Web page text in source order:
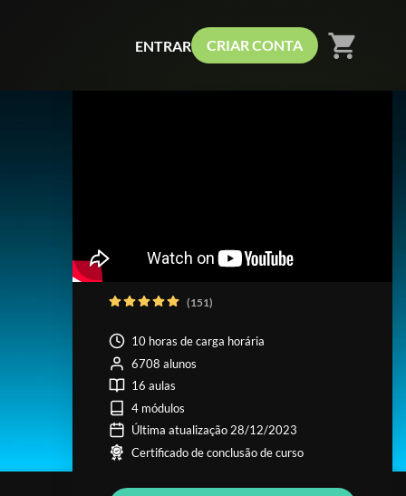
ENTRAR CRIAR CONTA shopping_cart
(151)
10 horas de carga horária
6708 alunos
16 aulas
4 módulos
Última atualização 28/12/2023
Certificado de conclusão de curso